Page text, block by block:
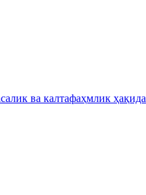
ва калтафаҳмлик ҳақида